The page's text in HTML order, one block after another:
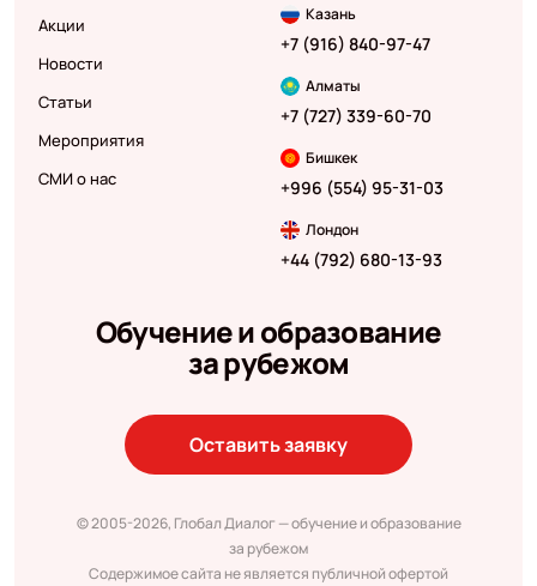
Акции
Новости
Статьи
Мероприятия
СМИ о нас
Казань
+7 (916) 840-97-47
Алматы
+7 (727) 339-60-70
Бишкек
+996 (554) 95-31-03
Лондон
+44 (792) 680-13-93
Обучение и образование
за рубежом
Оставить заявку
© 2005-2026, Глобал Диалог — обучение и образование
за рубежом
Содержимое сайта не является публичной офертой